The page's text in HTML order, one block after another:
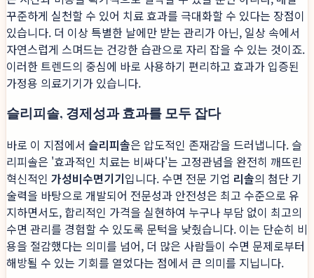
꾸준하게 실천할 수 있어 치료 효과를 극대화할 수 있다는 장점이
있습니다. 더 이상 특별한 날에만 받는 관리가 아닌, 일상 속에서
자연스럽게 스며드는 건강한 습관으로 자리 잡을 수 있는 것이죠.
이러한 트렌드의 중심에 바로 사용하기 편리하고 효과가 입증된
가정용 의료기기가 있습니다.
슬리피솔, 경제성과 효과를 모두 잡다
바로 이 지점에서 슬리피솔은 압도적인 존재감을 드러냅니다. 슬
리피솔은 '효과적인 치료는 비싸다'는 고정관념을 완전히 깨뜨린
혁신적인 가성비수면기기입니다. 수면 전문 기업 리솔의 첨단 기
술력을 바탕으로 개발되어 전문성과 안전성은 최고 수준으로 유
지하면서도, 합리적인 가격을 실현하여 누구나 부담 없이 최고의
수면 관리를 경험할 수 있도록 문턱을 낮췄습니다. 이는 단순히 비
용을 절감했다는 의미를 넘어, 더 많은 사람들이 수면 문제로부터
해방될 수 있는 기회를 열었다는 점에서 큰 의미를 지닙니다.